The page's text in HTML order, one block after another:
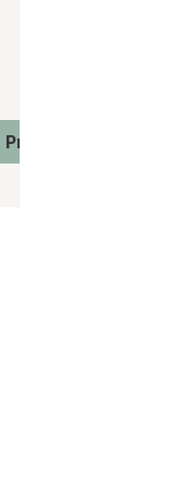
Produkt anzeigen